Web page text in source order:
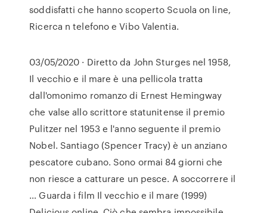
soddisfatti che hanno scoperto Scuola on line,
Ricerca n telefono e Vibo Valentia.
03/05/2020 · Diretto da John Sturges nel 1958,
Il vecchio e il mare è una pellicola tratta
dall'omonimo romanzo di Ernest Hemingway
che valse allo scrittore statunitense il premio
Pulitzer nel 1953 e l'anno seguente il premio
Nobel. Santiago (Spencer Tracy) è un anziano
pescatore cubano. Sono ormai 84 giorni che
non riesce a catturare un pesce. A soccorrere il
… Guarda i film Il vecchio e il mare (1999)